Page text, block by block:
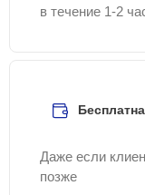
в течение 1-2
Даже если
позже